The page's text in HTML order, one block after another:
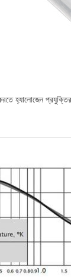
হ্যালোজেন